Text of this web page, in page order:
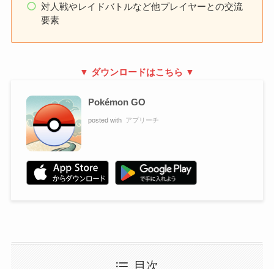
対人戦やレイドバトルなど他プレイヤーとの交流
要素
▼ ダウンロードはこちら ▼
Pokémon GO
posted with アプリーチ
目次